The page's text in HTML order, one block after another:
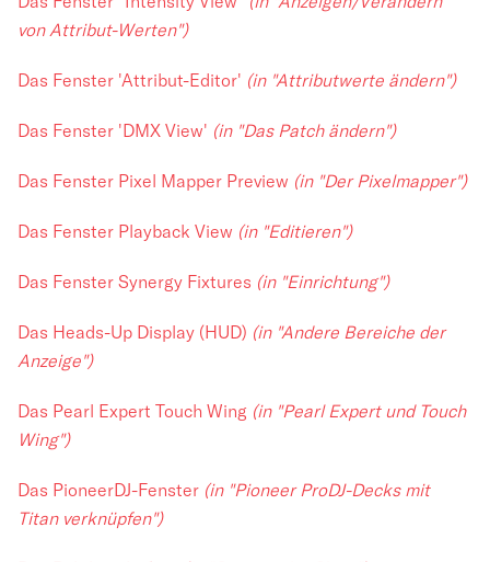
von Attribut-Werten")
Das Fenster 'Attribut-Editor' (in "Attributwerte ändern")
Das Fenster 'DMX View' (in "Das Patch ändern")
Das Fenster Pixel Mapper Preview (in "Der Pixelmapper")
Das Fenster Playback View (in "Editieren")
Das Fenster Synergy Fixtures (in "Einrichtung")
Das Heads-Up Display (HUD) (in "Andere Bereiche der
Anzeige")
Das Pearl Expert Touch Wing (in "Pearl Expert und Touch
Wing")
Das PioneerDJ-Fenster (in "Pioneer ProDJ-Decks mit
Titan verknüpfen")